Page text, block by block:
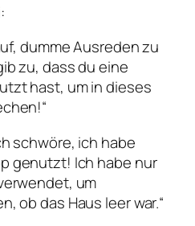
dumme Ausreden zu
zu, dass du eine
hast, um in dieses
schwöre, ich habe
genutzt! Ich habe nur
um
ob das Haus leer war.“